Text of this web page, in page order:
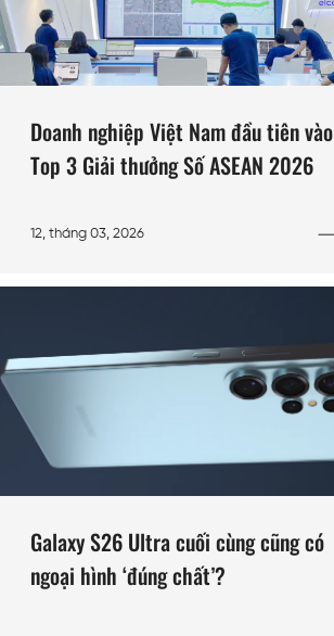
Doanh nghiệp Việt Nam đầu tiên vào
Top 3 Giải thưởng Số ASEAN 2026
12, tháng 03, 2026
Galaxy S26 Ultra cuối cùng cũng có
ngoại hình ‘đúng chất’?